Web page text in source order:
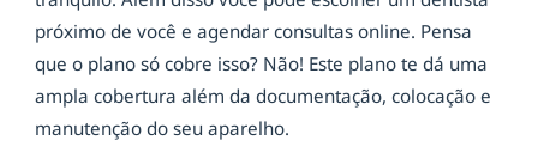
próximo de você e agendar consultas online. Pensa
que o plano só cobre isso? Não! Este plano te dá uma
ampla cobertura além da documentação, colocação e
manutenção do seu aparelho.